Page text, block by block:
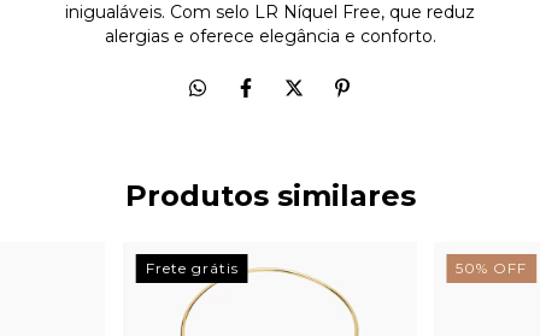
inigualáveis. Com selo LR Níquel Free, que reduz
alergias e oferece elegância e conforto.
Produtos similares
Frete grátis 50% OFF